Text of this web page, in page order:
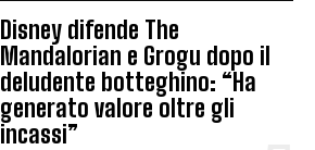
Disney difende The
Mandalorian e Grogu dopo il
deludente botteghino: “Ha
generato valore oltre gli
incassi”